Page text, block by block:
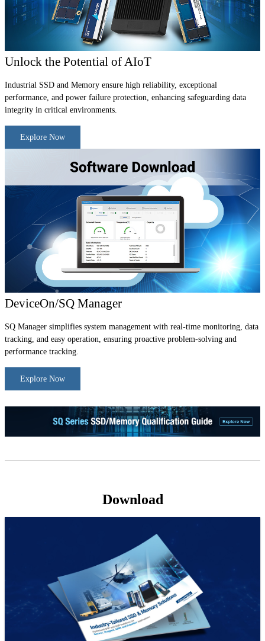
Unlock the Potential of AIoT
Industrial SSD and Memory ensure high reliability, exceptional
performance, and power failure protection, enhancing safeguarding data
integrity in critical environments.
Explore Now
DeviceOn/SQ Manager
SQ Manager simplifies system management with real-time monitoring, data
tracking, and easy operation, ensuring proactive problem-solving and
performance tracking.
Explore Now
Download